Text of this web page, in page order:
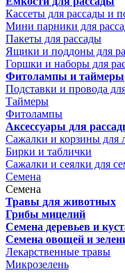
Кассеты для рассады и
Мини парники для
Пакеты для рассады
Ящики и поддоны для
Горшки и наборы для
Фитолампы и таймеры
Подставки и провода
Таймеры
Фитолампы
Аксессуары для
Сажалки и корзины для
Бирки и таблички
Сажалки и сеялки для
Семена
Семена
Травы для животных
Грибы мицелий
Семена деревьев и
Семена овощей и
Лекарственные травы
Микрозелень